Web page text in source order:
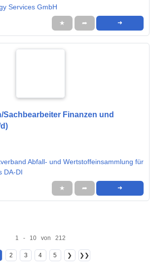
Services GmbH
★ ➦ ➜
Sachbearbeiter Finanzen und
Abfall- und Wertstoffeinsammlung für
DA-DI
★ ➦ ➜
1 - 10 von 212
2 3 4 5 ❯ ❯❯